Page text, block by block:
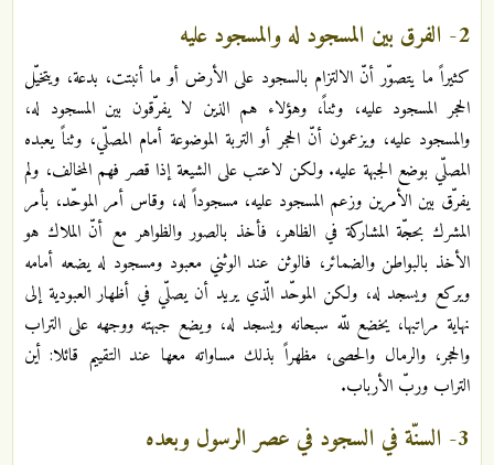
2- الفرق بين المسجود له والمسجود عليه
كثيراً ما يتصوّر أنّ الالتزام بالسجود على الأرض أو ما أنبتت، بدعة، ويتخيّل
الحجر المسجود عليه، وثناً، وهؤلاء هم الذين لا يفرّقون بين المسجود له،
والمسجود عليه، ويزعمون أنّ الحجر أو التربة الموضوعة أمام المصلّي، وثناً يعبده
المصلّي بوضع الجبهة عليه. ولكن لاعتب على الشيعة إذا قصر فهم المخالف، ولم
يفرّق بين الأمرين وزعم المسجود عليه، مسجوداً له، وقاس أمر الموحّد، بأمر
المشرك بحجّة المشاركة في الظاهر، فأخذ بالصور والظواهر مع أنّ الملاك هو
الأخذ بالبواطن والضمائر، فالوثن عند الوثني معبود ومسجود له يضعه أمامه
ويركع ويسجد له، ولكن الموحّد الّذي يريد أن يصلّي في أظهار العبودية إلى
نهاية مراتبها، يخضع للّه سبحانه ويسجد له، ويضع جبهته ووجهه على التراب
والحجر، والرمال والحصى، مظهراً بذلك مساواته معها عند التقييم قائلا: أين
التراب وربّ الأرباب.
3- السنّة في السجود في عصر الرسول وبعده